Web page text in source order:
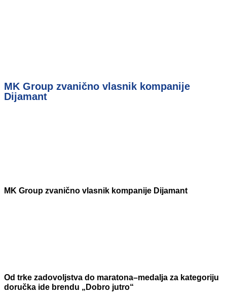
MK Group zvanično vlasnik kompanije
Dijamant
MK Group zvanično vlasnik kompanije Dijamant
Od trke zadovoljstva do maratona–medalja za kategoriju
doručka ide brendu „Dobro jutro“